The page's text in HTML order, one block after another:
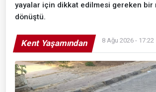
yayalar için dikkat edilmesi gereken bir
dönüştü.
Kent Yaşamından 8 Ağu 2026 - 17:22